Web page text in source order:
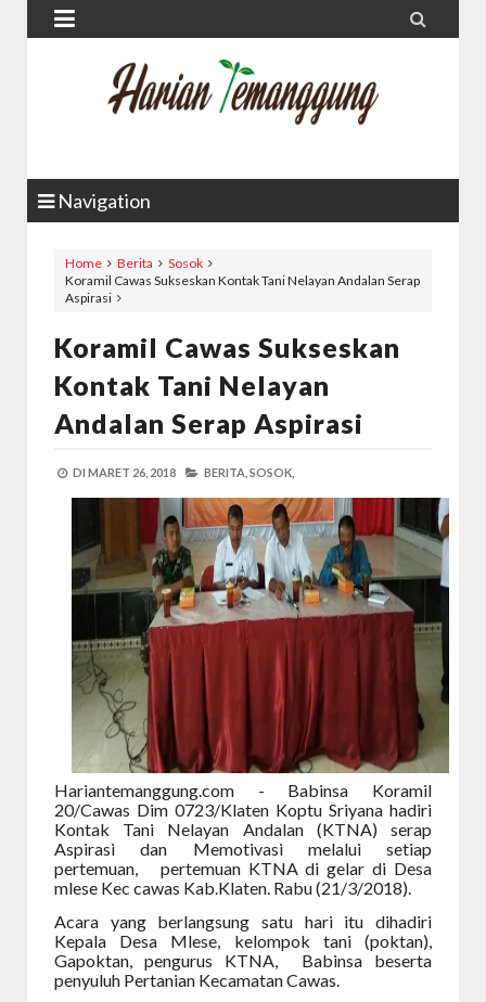
 
Navigation
Home Berita
Sosok
Koramil Cawas Sukseskan Kontak Tani Nelayan Andalan Serap
Aspirasi
Koramil Cawas Sukseskan
Kontak Tani Nelayan
Andalan Serap Aspirasi
DI MARET 26, 2018 BERITA, SOSOK,
Hariantemanggung.com - Babinsa Koramil
20/Cawas Dim 0723/Klaten Koptu Sriyana hadiri
Kontak Tani Nelayan Andalan (KTNA) serap
Aspirasi dan Memotivasi melalui setiap
pertemuan, pertemuan KTNA di gelar di Desa
mlese Kec cawas Kab.Klaten. Rabu (21/3/2018).
Acara yang berlangsung satu hari itu dihadiri
Kepala Desa Mlese, kelompok tani (poktan),
Gapoktan, pengurus KTNA, Babinsa beserta
penyuluh Pertanian Kecamatan Cawas.